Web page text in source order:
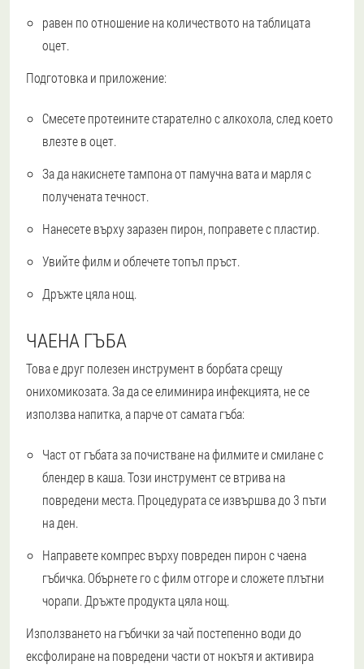
равен по отношение на количеството на таблицата
оцет.
Подготовка и приложение:
Смесете протеините старателно с алкохола, след което
влезте в оцет.
За да накиснете тампона от памучна вата и марля с
получената течност.
Нанесете върху заразен пирон, поправете с пластир.
Увийте филм и облечете топъл пръст.
Дръжте цяла нощ.
ЧАЕНА ГЪБА
Това е друг полезен инструмент в борбата срещу
онихомикозата. За да се елиминира инфекцията, не се
използва напитка, а парче от самата гъба:
Част от гъбата за почистване на филмите и смилане с
блендер в каша. Този инструмент се втрива на
повредени места. Процедурата се извършва до 3 пъти
на ден.
Направете компрес върху повреден пирон с чаена
гъбичка. Обърнете го с филм отгоре и сложете плътни
чорапи. Дръжте продукта цяла нощ.
Използването на гъбички за чай постепенно води до
ексфолиране на повредени части от нокътя и активира